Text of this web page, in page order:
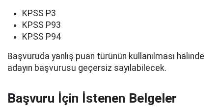
KPSS P3
KPSS P93
KPSS P94
Başvuruda yanlış puan türünün kullanılması halinde
adayın başvurusu geçersiz sayılabilecek.
Başvuru İçin İstenen Belgeler